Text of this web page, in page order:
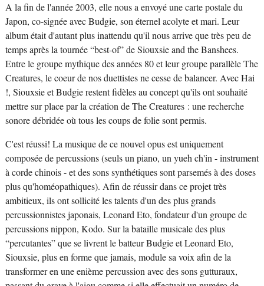
A la fin de l'année 2003, elle nous a envoyé une carte postale du
Japon, co-signée avec Budgie, son éternel acolyte et mari. Leur
album était d'autant plus inattendu qu'il nous arrive que très peu de
temps après la tournée “best-of” de Siouxsie and the Banshees.
Entre le groupe mythique des années 80 et leur groupe parallèle The
Creatures, le coeur de nos duettistes ne cesse de balancer. Avec Hai
!, Siouxsie et Budgie restent fidèles au concept qu'ils ont souhaité
mettre sur place par la création de The Creatures : une recherche
sonore débridée où tous les coups de folie sont permis.
C'est réussi! La musique de ce nouvel opus est uniquement
composée de percussions (seuls un piano, un yueh ch'in - instrument
à corde chinois - et des sons synthétiques sont parsemés à des doses
plus qu'homéopathiques). Afin de réussir dans ce projet très
ambitieux, ils ont sollicité les talents d'un des plus grands
percussionnistes japonais, Leonard Eto, fondateur d'un groupe de
percussions nippon, Kodo. Sur la bataille musicale des plus
“percutantes” que se livrent le batteur Budgie et Leonard Eto,
Siouxsie, plus en forme que jamais, module sa voix afin de la
transformer en une enième percussion avec des sons gutturaux,